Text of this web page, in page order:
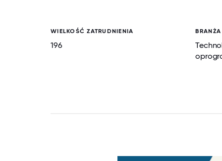
WIELKOŚĆ ZATRUDNIENIA
196
BRANŻA